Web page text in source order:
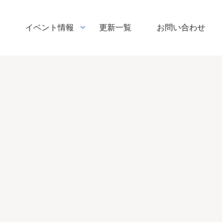
イベント情報 更新一覧 お問い合わせ